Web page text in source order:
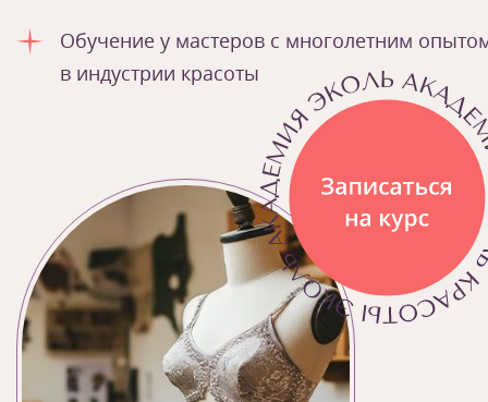
Обучение у мастеров с многолетним
в индустрии красоты